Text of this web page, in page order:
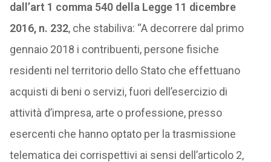
dall’art 1 comma 540 della Legge 11 dicembre
2016, n. 232, che stabiliva: “A decorrere dal primo
gennaio 2018 i contribuenti, persone fisiche
residenti nel territorio dello Stato che effettuano
acquisti di beni o servizi, fuori dell’esercizio di
attività d’impresa, arte o professione, presso
esercenti che hanno optato per la trasmissione
telematica dei corrispettivi ai sensi dell’articolo 2,